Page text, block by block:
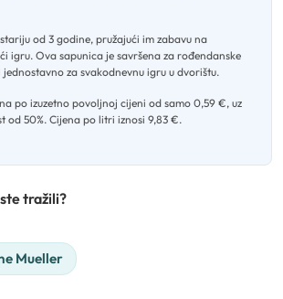
od 3 godine, pružajući im zabavu na
igru. Ova sapunica je savršena za rođendanske
za svakodnevnu igru u dvorištu.
po izuzetno povoljnoj cijeni od samo 0,59 €, uz
od 50%. Cijena po litri iznosi 9,83 €.
tražili?
Mueller